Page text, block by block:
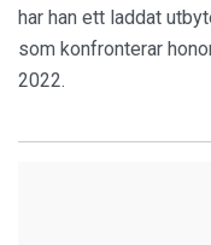
har han ett laddat
som konfronterar
2022.